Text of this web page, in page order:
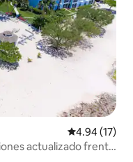
Calificación
4.94 (17)
actualizado frente